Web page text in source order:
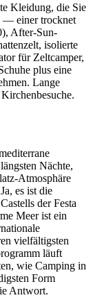
Kleidung, die Sie
— einer trocknet
After-Sun-
isolierte
für Zeltcamper,
plus eine
Lange
Nächte,
Atmosphäre
es ist die
der Festa
Meer ist ein
vielfältigsten
läuft
wie Camping in
Form
Antwort.